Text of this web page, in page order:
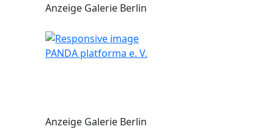
Anzeige Galerie Berlin
PANDA platforma e. V.
Anzeige Galerie Berlin